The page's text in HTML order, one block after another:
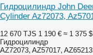
Гидроцилиндр John
Cylinder Az72073,
12 670 TJS 1 190 € ≈ 1 375 $
Гидроцилиндр
AZ72073, AZ57017,